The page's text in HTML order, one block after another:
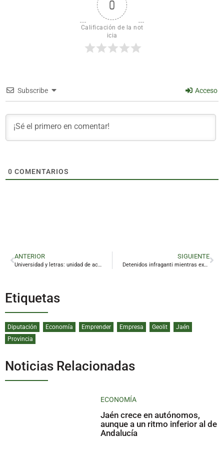
0
Calificación de la not
icia
Subscribe Acceso
0 COMENTARIOS
ANTERIOR
Universidad y letras: unidad de acción para hacer ciudad
SIGUIENTE
Detenidos infraganti mientras expoliaban el patrimonio minero de Linares
Etiquetas
Diputación Economía Emprender Empresa Geolit
Jaén
Provincia
Noticias Relacionadas
ECONOMÍA
Jaén crece en autónomos,
aunque a un ritmo inferior al de
Andalucía